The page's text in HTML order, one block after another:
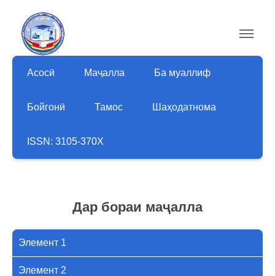
Асосӣ Маҷалла Ба муаллиф
Бойгонӣ Тамос Шаҳодатнома
ISSN: 3105-370X
Дар бораи маҷалла
Элемент 1
Элемент 2